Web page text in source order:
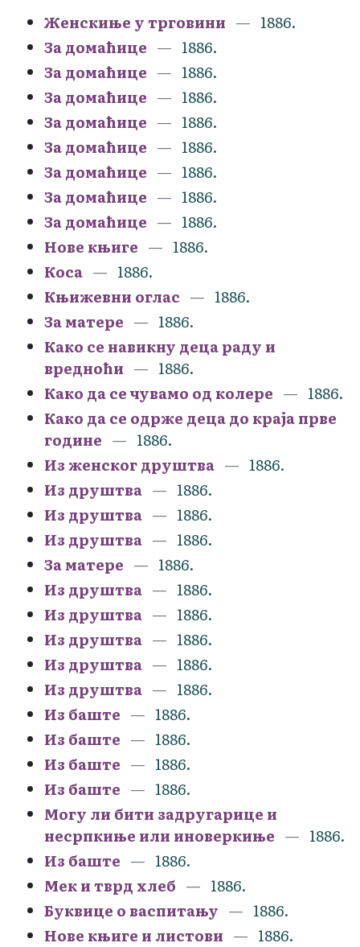
Женскиње у трговини
1886.
За домаћице
1886.
За домаћице
1886.
За домаћице
1886.
За домаћице
1886.
За домаћице
1886.
За домаћице
1886.
За домаћице
1886.
За домаћице
1886.
Нове књиге
1886.
Коса
1886.
Књижевни оглас
1886.
За матере
1886.
Како се навикну деца раду и
вредноћи
1886.
Како да се чувамо од колере
1886.
Како да се одрже деца до краја прве
године
1886.
Из женског друштва
1886.
Из друштва
1886.
Из друштва
1886.
Из друштва
1886.
За матере
1886.
Из друштва
1886.
Из друштва
1886.
Из друштва
1886.
Из друштва
1886.
Из друштва
1886.
Из баште
1886.
Из баште
1886.
Из баште
1886.
Из баште
1886.
Могу ли бити задругарице и
несрпкиње или иноверкиње
1886.
Из баште
1886.
Мек и тврд хлеб
1886.
Буквице о васпитању
1886.
Нове књиге и листови
1886.